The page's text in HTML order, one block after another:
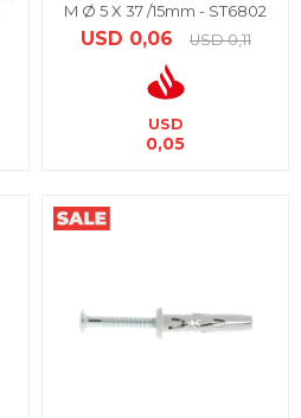
M Ø 5 X 37 /15mm - ST6802
USD 0,06 USD 0,11
USD
0,05